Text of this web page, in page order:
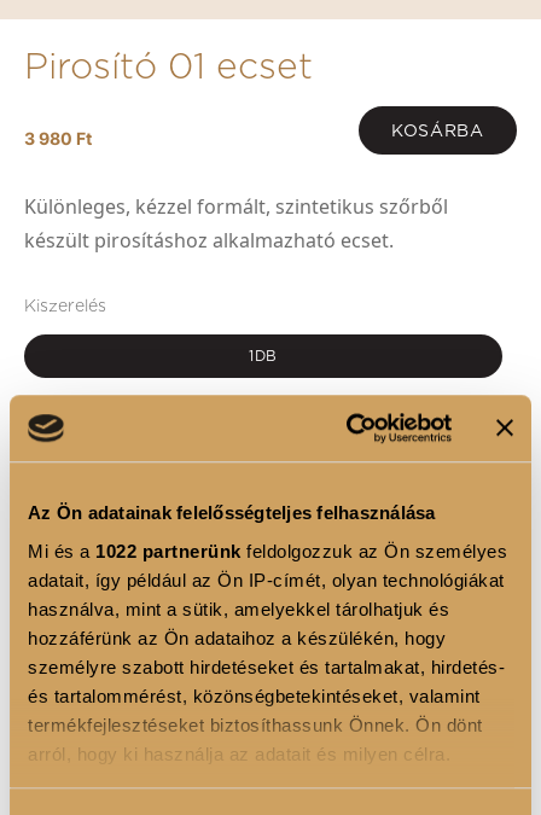
Az Ön adatainak felelősségteljes felhasználása
Mi és a 1022 partnerünk feldolgozzuk az Ön személyes
adatait, így például az Ön IP-címét, olyan technológiákat
használva, mint a sütik, amelyekkel tárolhatjuk és
hozzáférünk az Ön adataihoz a készülékén, hogy
személyre szabott hirdetéseket és tartalmakat, hirdetés-
és tartalommérést, közönségbetekintéseket, valamint
termékfejlesztéseket biztosíthassunk Önnek. Ön dönt
arról, hogy ki használja az adatait és milyen célra.
Pirosító 01 ecset
3 980 Ft KOSÁRBA
Különleges, kézzel formált, szintetikus szőrből
készült pirosításhoz alkalmazható ecset.
Kiszerelés
1DB
Színválaszték PIROSÍTÓ 01
KOSÁRBA
Különleges, kézzel formált, szintetikus szőrből
készült, puha, nagyobb sűrűségű pirosító ecset.